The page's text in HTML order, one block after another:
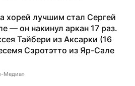
хорей лучшим стал Сергей
— он накинул аркан 17 раз.
Тайбери из Аксарки (16
Сэротэтто из Яр-Сале
Медиа»